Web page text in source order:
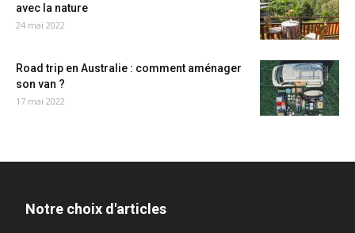
avec la nature
24 mai 2022
Road trip en Australie : comment aménager
son van ?
17 mai 2022
Notre choix d'articles